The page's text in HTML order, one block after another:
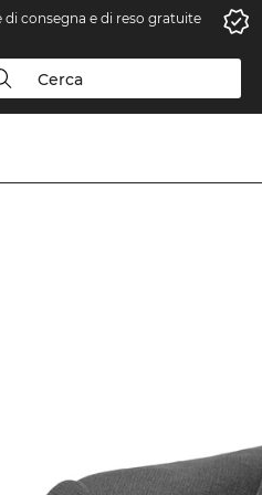
di consegna e di reso gratuite